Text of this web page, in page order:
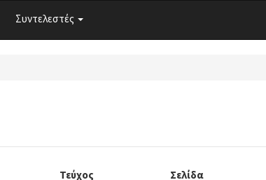
Συντελεστές
Τεύχος Σελίδα